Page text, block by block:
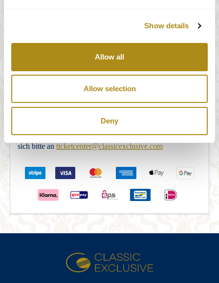
Show details
Allow all
Allow selection
Deny
Unser Zahlungssystem wird vollständig und sicher von
STRIPE Payments bereitgestellt. Nachdem Sie das
Bestellformular korrekt ausgefüllt haben, werden Sie zum
Zahlung abzuschließen. Nach Abschluss der Zahlung wird
die Buchung per E-Mail bestätigt. Sollten Sie innerhalb von
5 Minuten keine E-Mail-Bestätigung erhalten, wenden Sie
sich bitte an ticketcenter@classicexclusive.com